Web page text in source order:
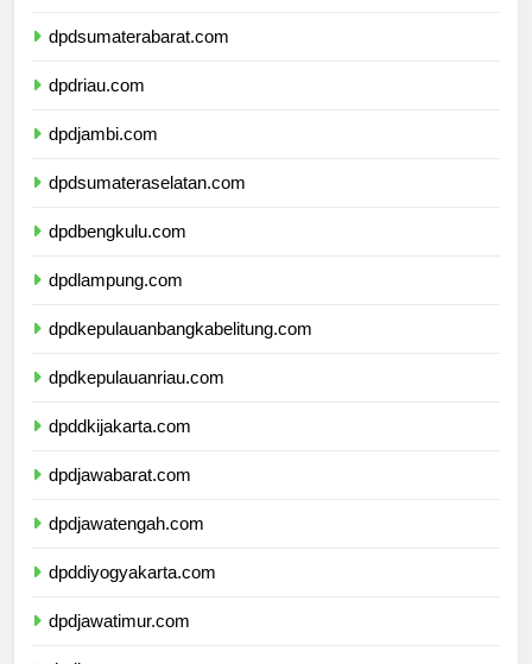
dpdsumaterabarat.com
dpdriau.com
dpdjambi.com
dpdsumateraselatan.com
dpdbengkulu.com
dpdlampung.com
dpdkepulauanbangkabelitung.com
dpdkepulauanriau.com
dpddkijakarta.com
dpdjawabarat.com
dpdjawatengah.com
dpddiyogyakarta.com
dpdjawatimur.com